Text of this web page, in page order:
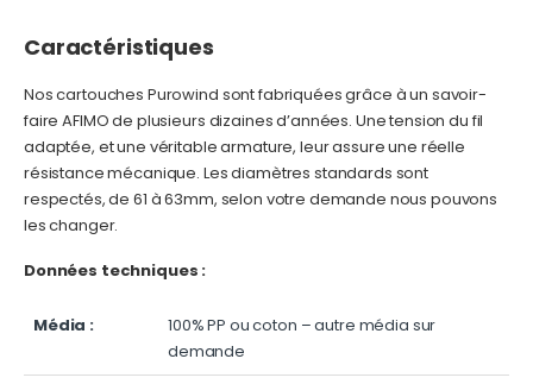
Caractéristiques
Nos cartouches Purowind sont fabriquées grâce à un savoir-
faire AFIMO de plusieurs dizaines d’années. Une tension du fil
adaptée, et une véritable armature, leur assure une réelle
résistance mécanique. Les diamètres standards sont
respectés, de 61 à 63mm, selon votre demande nous pouvons
les changer.
Données techniques :
Média :
100% PP ou coton – autre média sur
demande